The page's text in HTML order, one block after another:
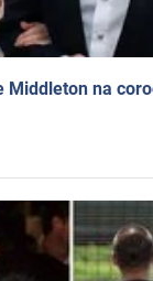
Middleton na